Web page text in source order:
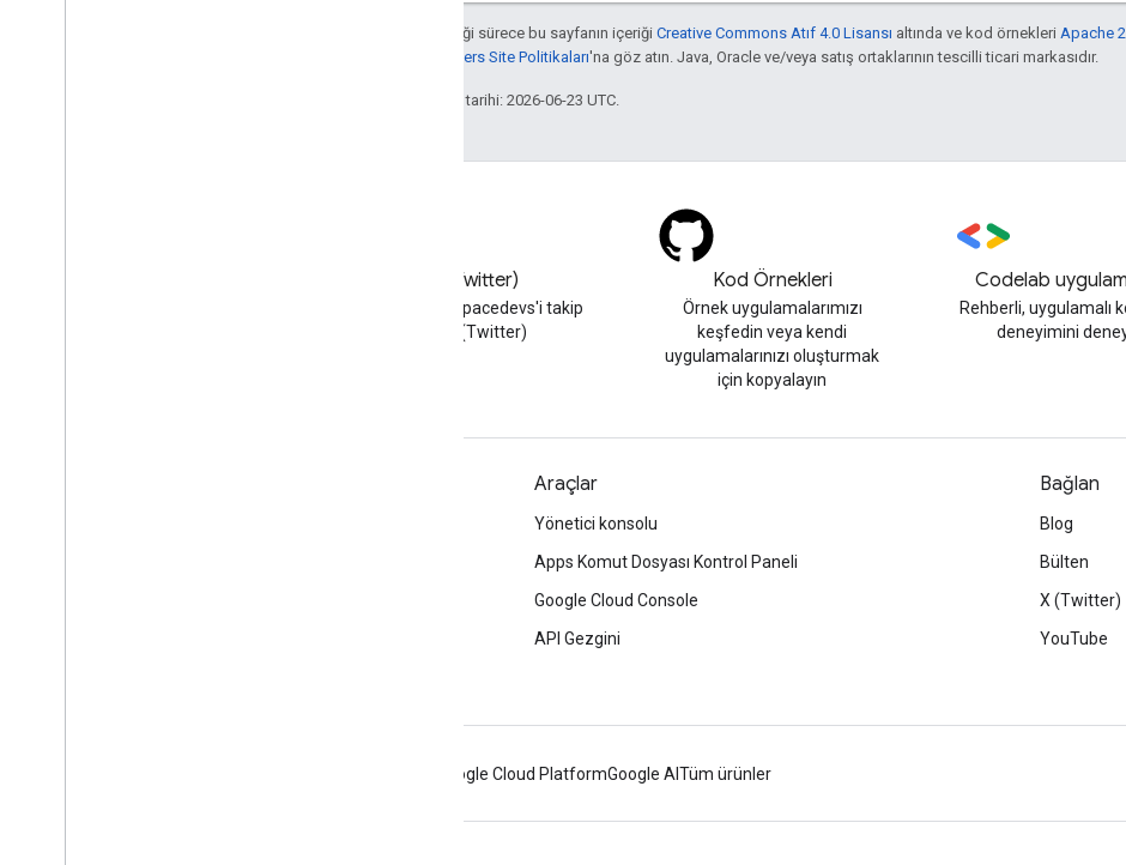
Aksi belirtilmediği sürece bu sayfanın içeriği Creative Commons Atıf 4.0 Lisansı altında ve kod örnekleri Apache
Google Developers Site Politikaları'na göz atın. Java, Oracle ve/veya satış ortaklarının tescilli ticari markasıdır.
Son güncelleme tarihi: 2026-06-23 UTC.
X (Twitter)
X'te @workspacedevs'i takip
edin (Twitter)
Kod Örnekleri
Örnek uygulamalarımızı
keşfedin veya kendi
uygulamalarınızı oluşturmak
için kopyalayın
Codelab
Rehberli, uygulamalı
deneyimini
Araçlar
Yönetici konsolu
Apps Komut Dosyası Kontrol Paneli
Google Cloud Console
API Gezgini
Bağlan
Blog
Bülten
X (Twitter)
YouTube
Google Cloud PlatformGoogle AI Tüm ürünler